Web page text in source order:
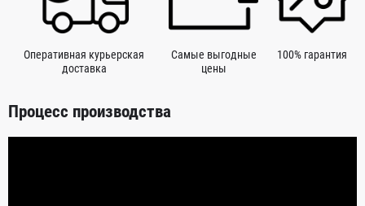
Оперативная курьерская
доставка
Самые выгодные
цены
100% гарантия
Процесс производства